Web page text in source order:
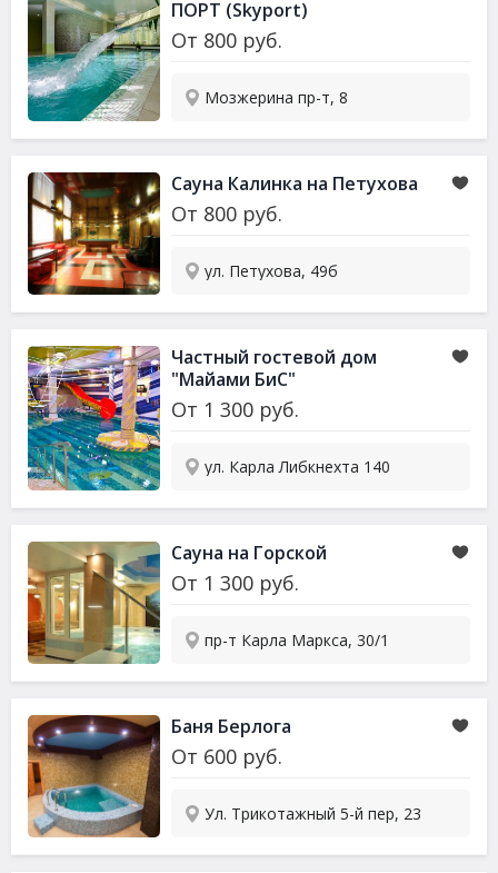
ПОРТ (Skyport)
От 800 руб.
Мозжерина пр-т, 8
Сауна Калинка на Петухова
От 800 руб.
ул. Петухова, 49б
Частный гостевой дом
"Майами БиС"
От 1 300 руб.
ул. Карла Либкнехта 140
Сауна на Горской
От 1 300 руб.
пр-т Карла Маркса, 30/1
Баня Берлога
От 600 руб.
Ул. Трикотажный 5-й пер, 23